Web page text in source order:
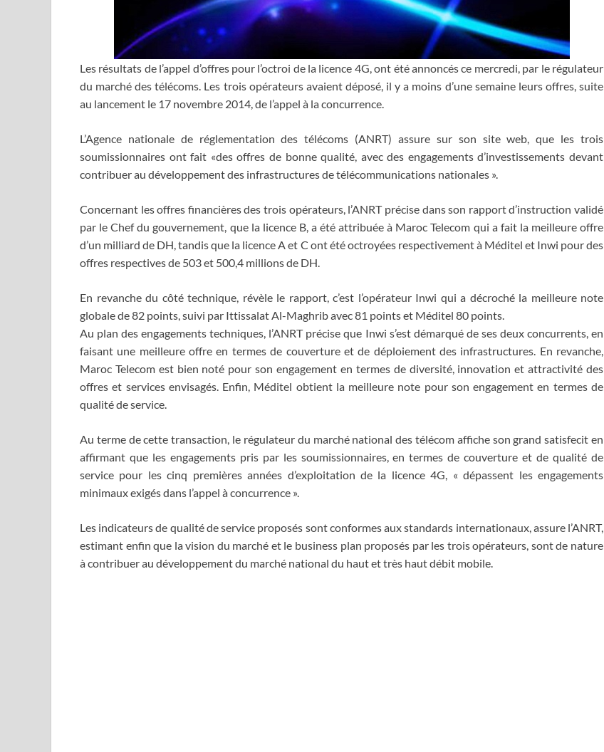
Les résultats de l’appel d’offres pour l’octroi de la licence 4G, ont été annoncés ce mercredi, par le régulateur
du marché des télécoms. Les trois opérateurs avaient déposé, il y a moins d’une semaine leurs offres, suite
au lancement le 17 novembre 2014, de l’appel à la concurrence.
L’Agence nationale de réglementation des télécoms (ANRT) assure sur son site web, que les trois
soumissionnaires ont fait «des offres de bonne qualité, avec des engagements d’investissements devant
contribuer au développement des infrastructures de télécommunications nationales ».
Concernant les offres financières des trois opérateurs, l’ANRT précise dans son rapport d’instruction validé
par le Chef du gouvernement, que la licence B, a été attribuée à Maroc Telecom qui a fait la meilleure offre
d’un milliard de DH, tandis que la licence A et C ont été octroyées respectivement à Méditel et Inwi pour des
offres respectives de 503 et 500,4 millions de DH.
En revanche du côté technique, révèle le rapport, c’est l’opérateur Inwi qui a décroché la meilleure note
globale de 82 points, suivi par Ittissalat Al-Maghrib avec 81 points et Méditel 80 points.
Au plan des engagements techniques, l’ANRT précise que Inwi s’est démarqué de ses deux concurrents, en
faisant une meilleure offre en termes de couverture et de déploiement des infrastructures. En revanche,
Maroc Telecom est bien noté pour son engagement en termes de diversité, innovation et attractivité des
offres et services envisagés. Enfin, Méditel obtient la meilleure note pour son engagement en termes de
qualité de service.
Au terme de cette transaction, le régulateur du marché national des télécom affiche son grand satisfecit en
affirmant que les engagements pris par les soumissionnaires, en termes de couverture et de qualité de
service pour les cinq premières années d’exploitation de la licence 4G, « dépassent les engagements
minimaux exigés dans l’appel à concurrence ».
Les indicateurs de qualité de service proposés sont conformes aux standards internationaux, assure l’ANRT,
estimant enfin que la vision du marché et le business plan proposés par les trois opérateurs, sont de nature
à contribuer au développement du marché national du haut et très haut débit mobile.